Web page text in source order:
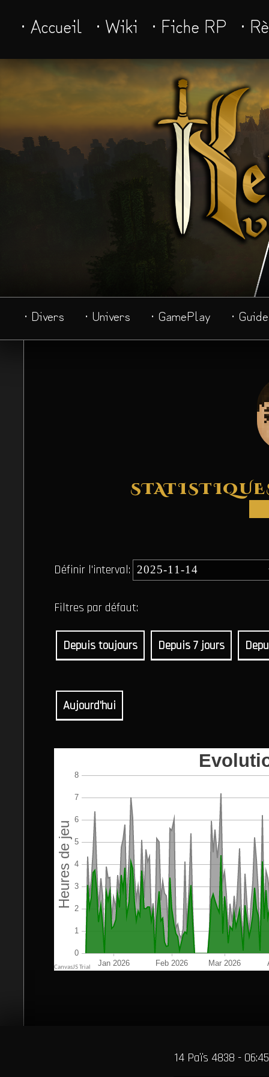
· Accueil · Wiki · Fiche RP ·
· Divers · Univers · GamePlay ·
Définir l'interval:
Filtres par défaut:
Depuis toujours Depuis 7 jours
Aujourd'hui
14 Païs 4838 - 06:45